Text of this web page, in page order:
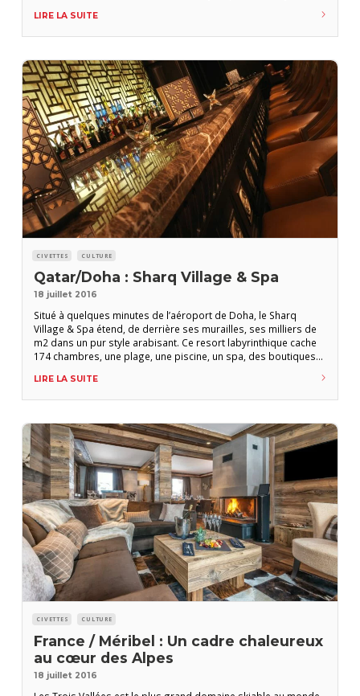
ambiance chaleureuse. Alors pourquoi ne pas s’offrir le luxe
LIRE LA SUITE
CIVETTES CULTURE
Qatar/Doha : Sharq Village & Spa
18 juillet 2016
Situé à quelques minutes de l’aéroport de Doha, le Sharq
Village & Spa étend, de derrière ses murailles, ses milliers de
m2 dans un pur style arabisant. Ce resort labyrinthique cache
174 chambres, une plage, une piscine, un spa, des boutiques
tombé. Au son cubain du groupe « à résidence »
LIRE LA SUITE
CIVETTES CULTURE
France / Méribel : Un cadre chaleureux
au cœur des Alpes
18 juillet 2016